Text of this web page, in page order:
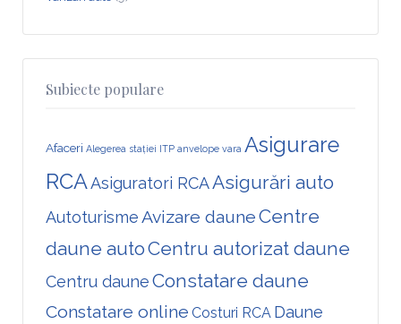
Subiecte populare
Afaceri Alegerea stației ITP anvelope vara Asigurare
RCAAsiguratori RCAAsigurări auto
AutoturismeAvizare dauneCentre
daune autoCentru autorizat daune
Centru dauneConstatare daune
Constatare online Costuri RCA Daune